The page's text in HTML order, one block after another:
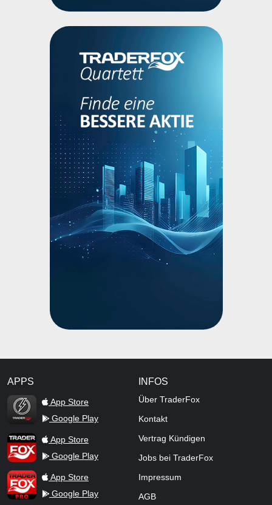
APPS
TraderFox Flash
App Store
Google Play
TraderFox AppApp Store
Google Play
TraderFox ProApp Store
Google Play
INFOS
Über TraderFox
Kontakt
Vertrag Kündigen
Jobs bei TraderFox
Impressum
AGB